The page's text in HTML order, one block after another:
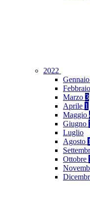
2022
Gennaio
Febbraio
Marzo 3
Aprile 1
Maggio
Giugno
Luglio
Agosto 1
Ottobre